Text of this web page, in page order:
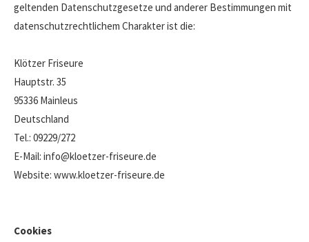
geltenden Datenschutzgesetze und anderer Bestimmungen mit
datenschutzrechtlichem Charakter ist die:
Klötzer Friseure
Hauptstr. 35
95336 Mainleus
Deutschland
Tel.: 09229/272
E-Mail: info@kloetzer-friseure.de
Website: www.kloetzer-friseure.de
Cookies